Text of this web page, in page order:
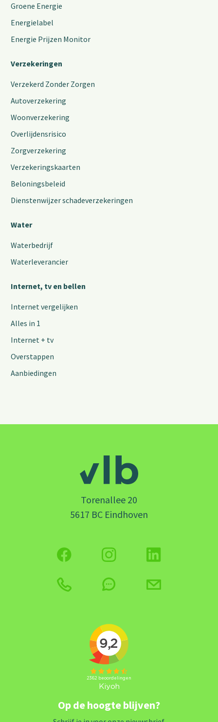
Groene Energie
Energielabel
Energie Prijzen Monitor
Verzekeringen
Verzekerd Zonder Zorgen
Autoverzekering
Woonverzekering
Overlijdensrisico
Zorgverzekering
Verzekeringskaarten
Beloningsbeleid
Dienstenwijzer schadeverzekeringen
Water
Waterbedrijf
Waterleverancier
Internet, tv en bellen
Internet vergelijken
Alles in 1
Internet + tv
Overstappen
Aanbiedingen
Torenallee 20
5617 BC Eindhoven
Op de hoogte blijven?